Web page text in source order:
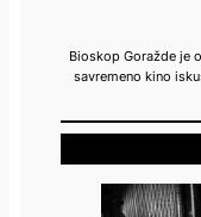
Bioskop Goražde je
savremeno kino